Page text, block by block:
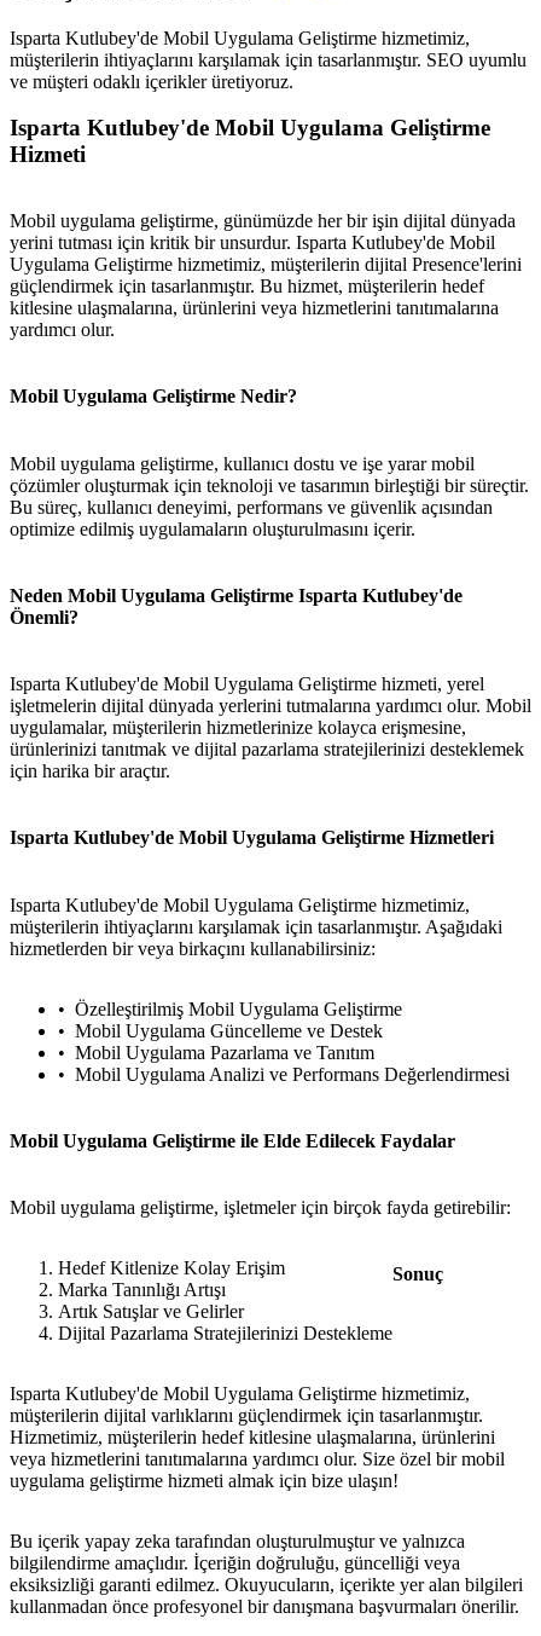
Isparta Kutlubey'de Mobil Uygulama Geliştirme hizmetimiz,
müşterilerin ihtiyaçlarını karşılamak için tasarlanmıştır. SEO uyumlu
ve müşteri odaklı içerikler üretiyoruz.
Isparta Kutlubey'de Mobil Uygulama Geliştirme
Hizmeti
Mobil uygulama geliştirme, günümüzde her bir işin dijital dünyada
yerini tutması için kritik bir unsurdur. Isparta Kutlubey'de Mobil
Uygulama Geliştirme hizmetimiz, müşterilerin dijital Presence'lerini
güçlendirmek için tasarlanmıştır. Bu hizmet, müşterilerin hedef
kitlesine ulaşmalarına, ürünlerini veya hizmetlerini tanıtımalarına
yardımcı olur.
Mobil Uygulama Geliştirme Nedir?
Mobil uygulama geliştirme, kullanıcı dostu ve işe yarar mobil
çözümler oluşturmak için teknoloji ve tasarımın birleştiği bir süreçtir.
Bu süreç, kullanıcı deneyimi, performans ve güvenlik açısından
optimize edilmiş uygulamaların oluşturulmasını içerir.
Neden Mobil Uygulama Geliştirme Isparta Kutlubey'de
Önemli?
Isparta Kutlubey'de Mobil Uygulama Geliştirme hizmeti, yerel
işletmelerin dijital dünyada yerlerini tutmalarına yardımcı olur. Mobil
uygulamalar, müşterilerin hizmetlerinize kolayca erişmesine,
ürünlerinizi tanıtmak ve dijital pazarlama stratejilerinizi desteklemek
için harika bir araçtır.
Isparta Kutlubey'de Mobil Uygulama Geliştirme Hizmetleri
Isparta Kutlubey'de Mobil Uygulama Geliştirme hizmetimiz,
müşterilerin ihtiyaçlarını karşılamak için tasarlanmıştır. Aşağıdaki
hizmetlerden bir veya birkaçını kullanabilirsiniz:
Özelleştirilmiş Mobil Uygulama Geliştirme
Mobil Uygulama Güncelleme ve Destek
Mobil Uygulama Pazarlama ve Tanıtım
Mobil Uygulama Analizi ve Performans Değerlendirmesi
Mobil Uygulama Geliştirme ile Elde Edilecek Faydalar
Mobil uygulama geliştirme, işletmeler için birçok fayda getirebilir:
Hedef Kitlenize Kolay Erişim
Marka Tanınlığı Artışı
Artık Satışlar ve Gelirler
Dijital Pazarlama Stratejilerinizi Destekleme
Sonuç
Isparta Kutlubey'de Mobil Uygulama Geliştirme hizmetimiz,
müşterilerin dijital varlıklarını güçlendirmek için tasarlanmıştır.
Hizmetimiz, müşterilerin hedef kitlesine ulaşmalarına, ürünlerini
veya hizmetlerini tanıtımalarına yardımcı olur. Size özel bir mobil
uygulama geliştirme hizmeti almak için bize ulaşın!
Bu içerik yapay zeka tarafından oluşturulmuştur ve yalnızca
bilgilendirme amaçlıdır. İçeriğin doğruluğu, güncelliği veya
eksiksizliği garanti edilmez. Okuyucuların, içerikte yer alan bilgileri
kullanmadan önce profesyonel bir danışmana başvurmaları önerilir.